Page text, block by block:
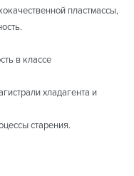
пластмассы,
в классе
хладагента и
старения.